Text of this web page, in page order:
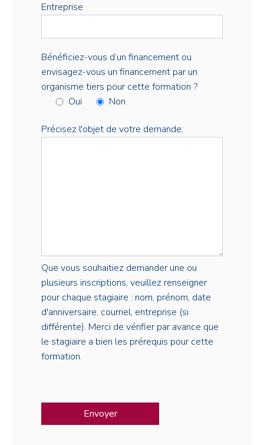
Entreprise
Bénéficiez-vous d’un financement ou
envisagez-vous un financement par un
organisme tiers pour cette formation ?
Oui
Non
Précisez l'objet de votre demande:
Que vous souhaitiez demander une ou
plusieurs inscriptions, veuillez renseigner
pour chaque stagiaire : nom, prénom, date
d'anniversaire, courriel, entreprise (si
différente). Merci de vérifier par avance que
le stagiaire a bien les prérequis pour cette
formation.